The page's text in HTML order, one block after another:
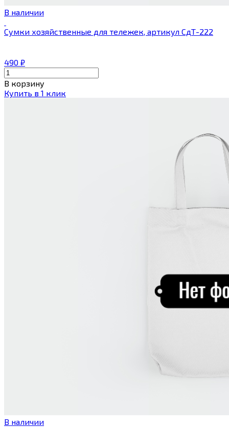
В наличии
Сумки хозяйственные для тележек, артикул СдТ-222
490 ₽
В корзину
Купить в 1 клик
В наличии